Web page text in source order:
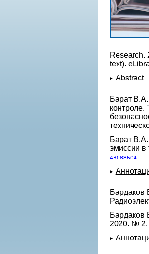
Research.
text).
Abstract
Барат
контроле.
Барат
эмиссии в
43088604
Бардаков
Бардаков
2020. № 2.